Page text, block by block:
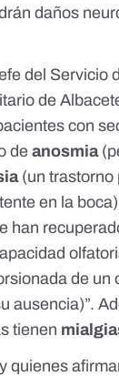
daños
del Servicio
de
con
de anosmia
(un trastorno
en la
han
de un
ausencia)”.
tienen
quienes